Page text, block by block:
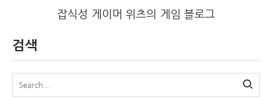
잡식성 게이머 위츠의 게임 블로그
검색